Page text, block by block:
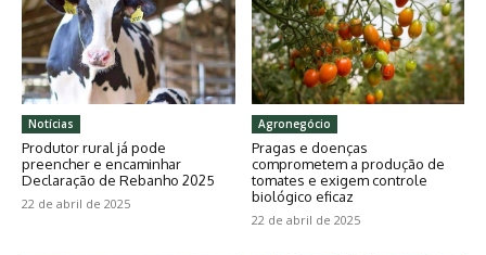
Notícias
Produtor rural já pode
preencher e encaminhar
Declaração de Rebanho 2025
22 de abril de 2025
Agronegócio
Pragas e doenças
comprometem a produção de
tomates e exigem controle
biológico eficaz
22 de abril de 2025